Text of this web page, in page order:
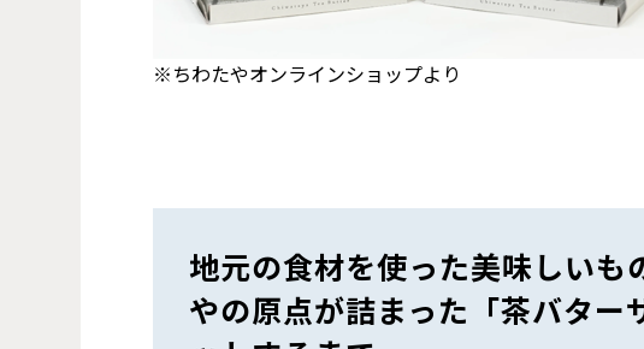
※ちわたやオンラインショップより
地元の食材を使った美味しいも
やの原点が詰まった「茶バター